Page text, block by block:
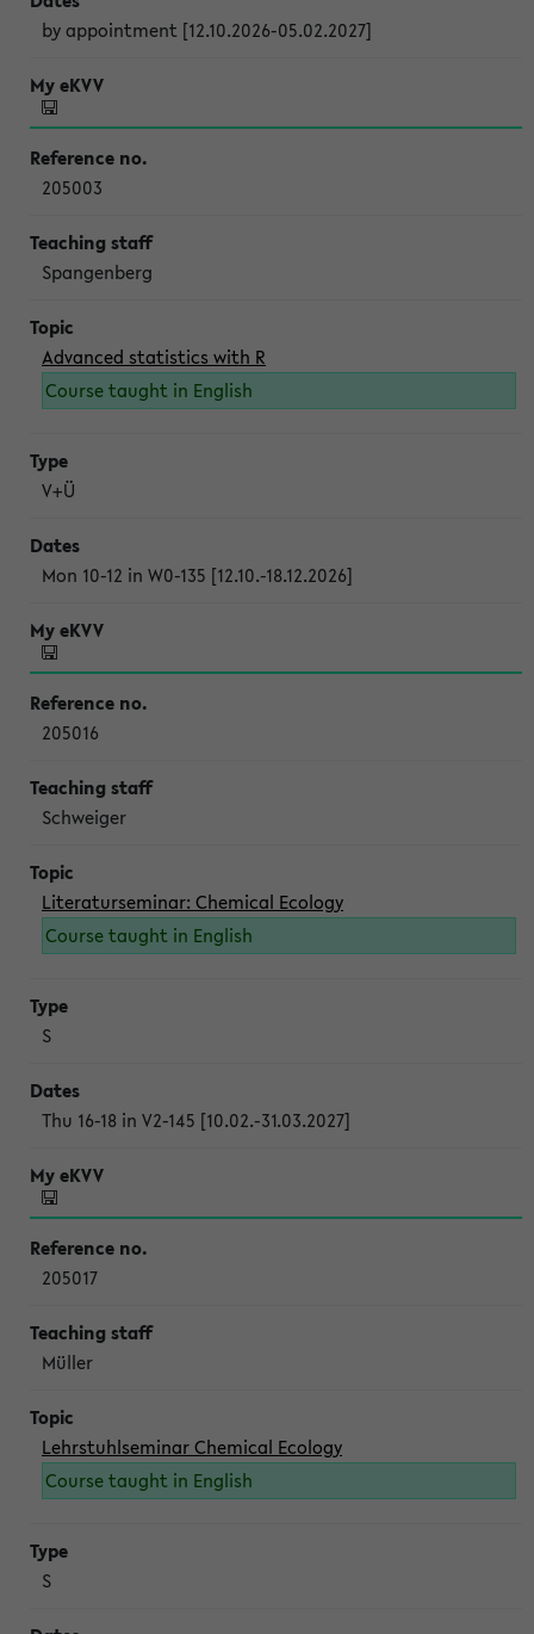
by appointment [12.10.2026-05.02.2027]
205003
Spangenberg
Advanced statistics with R
Course taught in English
V+Ü
Mon 10-12 in W0-135 [12.10.-18.12.2026]
205016
Schweiger
Literaturseminar: Chemical Ecology
Course taught in English
S
Thu 16-18 in V2-145 [10.02.-31.03.2027]
205017
Müller
Lehrstuhlseminar Chemical Ecology
Course taught in English
S